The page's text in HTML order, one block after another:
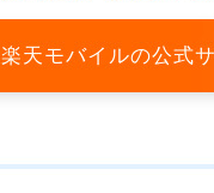
楽天モバイルの公式